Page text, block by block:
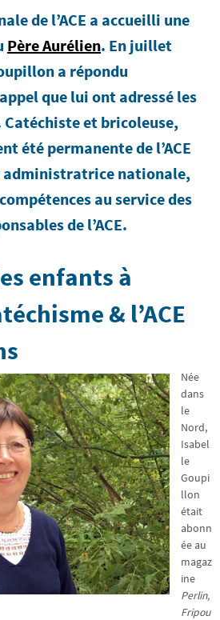
de l’ACE a accueilli une
Père Aurélien. En juillet
a répondu
que lui ont adressé les
Catéchiste et bricoleuse,
été permanente de l’ACE
administratrice nationale,
au service des
de l’ACE.
enfants à
& l’ACE
Née
dans
le
Nord,
Isabel
le
Goupi
llon
était
abonn
ée au
magaz
ine
Perlin,
Fripou